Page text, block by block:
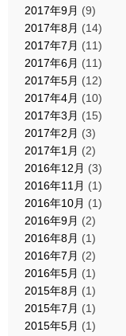
2017年9月 (9)
2017年8月 (14)
2017年7月 (11)
2017年6月 (11)
2017年5月 (12)
2017年4月 (10)
2017年3月 (15)
2017年2月 (3)
2017年1月 (2)
2016年12月 (3)
2016年11月 (1)
2016年10月 (1)
2016年9月 (2)
2016年8月 (1)
2016年7月 (2)
2016年5月 (1)
2015年8月 (1)
2015年7月 (1)
2015年5月 (1)